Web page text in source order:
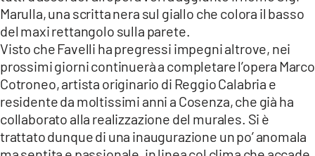
Marulla, una scritta nera sul giallo che colora il basso
del maxi rettangolo sulla parete.
Visto che Favelli ha pregressi impegni altrove, nei
prossimi giorni continuerà a completare l’opera Marco
Cotroneo, artista originario di Reggio Calabria e
residente da moltissimi anni a Cosenza, che già ha
collaborato alla realizzazione del murales. Si è
trattato dunque di una inaugurazione un po’ anomala